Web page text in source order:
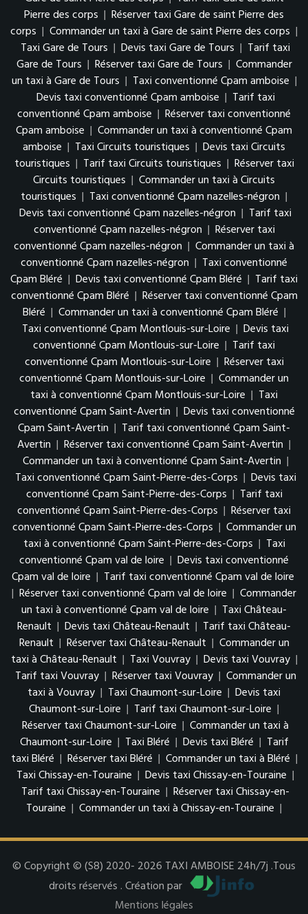
Pierre des corps | Réserver taxi Gare de saint Pierre des
corps | Commander un taxi à Gare de saint Pierre des corps |
Taxi Gare de Tours | Devis taxi Gare de Tours | Tarif taxi
Gare de Tours | Réserver taxi Gare de Tours | Commander
un taxi à Gare de Tours | Taxi conventionné Cpam amboise |
Devis taxi conventionné Cpam amboise | Tarif taxi
conventionné Cpam amboise | Réserver taxi conventionné
Cpam amboise | Commander un taxi à conventionné Cpam
amboise | Taxi Circuits touristiques | Devis taxi Circuits
touristiques | Tarif taxi Circuits touristiques | Réserver taxi
Circuits touristiques | Commander un taxi à Circuits
touristiques | Taxi conventionné Cpam nazelles-négron |
Devis taxi conventionné Cpam nazelles-négron | Tarif taxi
conventionné Cpam nazelles-négron | Réserver taxi
conventionné Cpam nazelles-négron | Commander un taxi à
conventionné Cpam nazelles-négron | Taxi conventionné
Cpam Bléré | Devis taxi conventionné Cpam Bléré | Tarif taxi
conventionné Cpam Bléré | Réserver taxi conventionné Cpam
Bléré | Commander un taxi à conventionné Cpam Bléré |
Taxi conventionné Cpam Montlouis-sur-Loire | Devis taxi
conventionné Cpam Montlouis-sur-Loire | Tarif taxi
conventionné Cpam Montlouis-sur-Loire | Réserver taxi
conventionné Cpam Montlouis-sur-Loire | Commander un
taxi à conventionné Cpam Montlouis-sur-Loire | Taxi
conventionné Cpam Saint-Avertin | Devis taxi conventionné
Cpam Saint-Avertin | Tarif taxi conventionné Cpam Saint-
Avertin | Réserver taxi conventionné Cpam Saint-Avertin |
Commander un taxi à conventionné Cpam Saint-Avertin |
Taxi conventionné Cpam Saint-Pierre-des-Corps | Devis taxi
conventionné Cpam Saint-Pierre-des-Corps | Tarif taxi
conventionné Cpam Saint-Pierre-des-Corps | Réserver taxi
conventionné Cpam Saint-Pierre-des-Corps | Commander un
taxi à conventionné Cpam Saint-Pierre-des-Corps | Taxi
conventionné Cpam val de loire | Devis taxi conventionné
Cpam val de loire | Tarif taxi conventionné Cpam val de loire
| Réserver taxi conventionné Cpam val de loire | Commander
un taxi à conventionné Cpam val de loire | Taxi Château-
Renault | Devis taxi Château-Renault | Tarif taxi Château-
Renault | Réserver taxi Château-Renault | Commander un
taxi à Château-Renault | Taxi Vouvray | Devis taxi Vouvray |
Tarif taxi Vouvray | Réserver taxi Vouvray | Commander un
taxi à Vouvray | Taxi Chaumont-sur-Loire | Devis taxi
Chaumont-sur-Loire | Tarif taxi Chaumont-sur-Loire |
Réserver taxi Chaumont-sur-Loire | Commander un taxi à
Chaumont-sur-Loire | Taxi Bléré | Devis taxi Bléré | Tarif
taxi Bléré | Réserver taxi Bléré | Commander un taxi à Bléré |
Taxi Chissay-en-Touraine | Devis taxi Chissay-en-Touraine |
Tarif taxi Chissay-en-Touraine | Réserver taxi Chissay-en-
Touraine | Commander un taxi à Chissay-en-Touraine |
© Copyright © (S8) 2020- 2026 TAXI AMBOISE 24h/7j .Tous
droits réservés . Création par
Mentions légales